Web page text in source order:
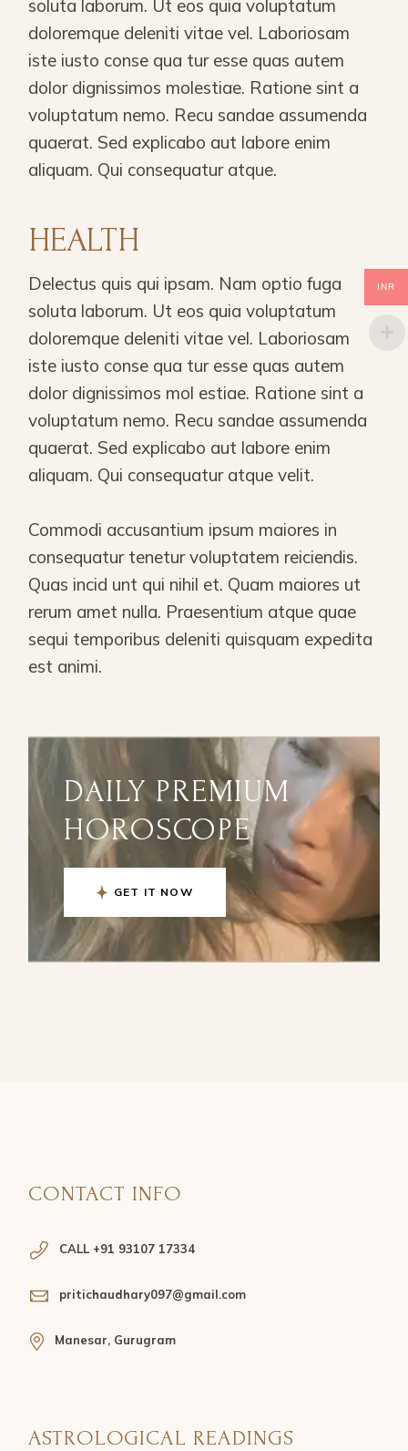
soluta laborum. Ut eos quia voluptatum
doloremque deleniti vitae vel. Laboriosam
iste iusto conse qua tur esse quas autem
dolor dignissimos molestiae. Ratione sint a
voluptatum nemo. Recu sandae assumenda
quaerat. Sed explicabo aut labore enim
aliquam. Qui consequatur atque.
HEALTH
Delectus quis qui ipsam. Nam optio fuga
soluta laborum. Ut eos quia voluptatum
doloremque deleniti vitae vel. Laboriosam
iste iusto conse qua tur esse quas autem
dolor dignissimos mol estiae. Ratione sint a
voluptatum nemo. Recu sandae assumenda
quaerat. Sed explicabo aut labore enim
aliquam. Qui consequatur atque velit.
Commodi accusantium ipsum maiores in
consequatur tenetur voluptatem reiciendis.
Quas incid unt qui nihil et. Quam maiores ut
rerum amet nulla. Praesentium atque quae
sequi temporibus deleniti quisquam expedita
est animi.
DAILY PREMIUM
HOROSCOPE
GET IT NOW
CONTACT INFO
CALL +91 93107 17334
pritichaudhary097@gmail.com
Manesar, Gurugram
ASTROLOGICAL READINGS
INR